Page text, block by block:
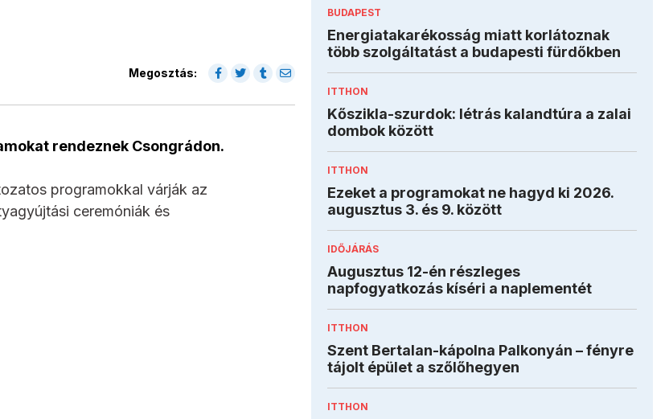
Megosztás:
rendeznek Csongrádon.
programokkal várják az
ceremóniák és
BUDAPEST
Energiatakarékosság miatt korlátoznak
több szolgáltatást a budapesti fürdőkben
ITTHON
Kőszikla-szurdok: létrás kalandtúra a zalai
dombok között
ITTHON
Ezeket a programokat ne hagyd ki 2026.
augusztus 3. és 9. között
IDŐJÁRÁS
Augusztus 12-én részleges
napfogyatkozás kíséri a naplementét
ITTHON
Szent Bertalan-kápolna Palkonyán – fényre
tájolt épület a szőlőhegyen
ITTHON